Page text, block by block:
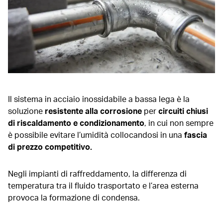
Il sistema in acciaio inossidabile a bassa lega è la
soluzione resistente alla corrosione percircuiti chiusi
di riscaldamento e condizionamento, in cui non sempre
è possibile evitare l’umidità collocandosi in una fascia
di prezzo competitivo.
Negli impianti di raffreddamento, la differenza di
temperatura tra il fluido trasportato e l’area esterna
provoca la formazione di condensa.